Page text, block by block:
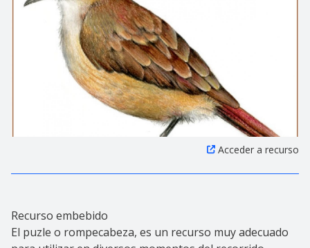
Acceder a recurso
Recurso embebido
El puzle o rompecabeza, es un recurso muy adecuado